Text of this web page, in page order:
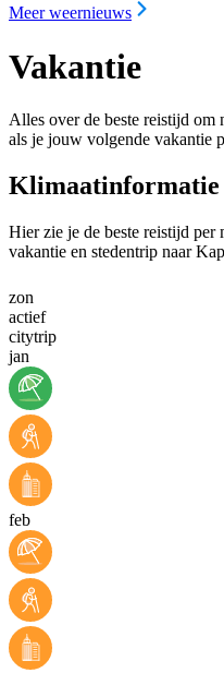
Meer weernieuws
Vakantie
Alles over de beste reistijd om
als je jouw volgende vakantie
Klimaatinformatie
Hier zie je de beste reistijd per
vakantie en stedentrip naar
zon
actief
citytrip
jan
feb